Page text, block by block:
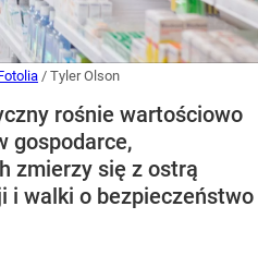
/ Tyler Olson
rośnie wartościowo
gospodarce,
zmierzy się z ostrą
i walki o bezpieczeństwo